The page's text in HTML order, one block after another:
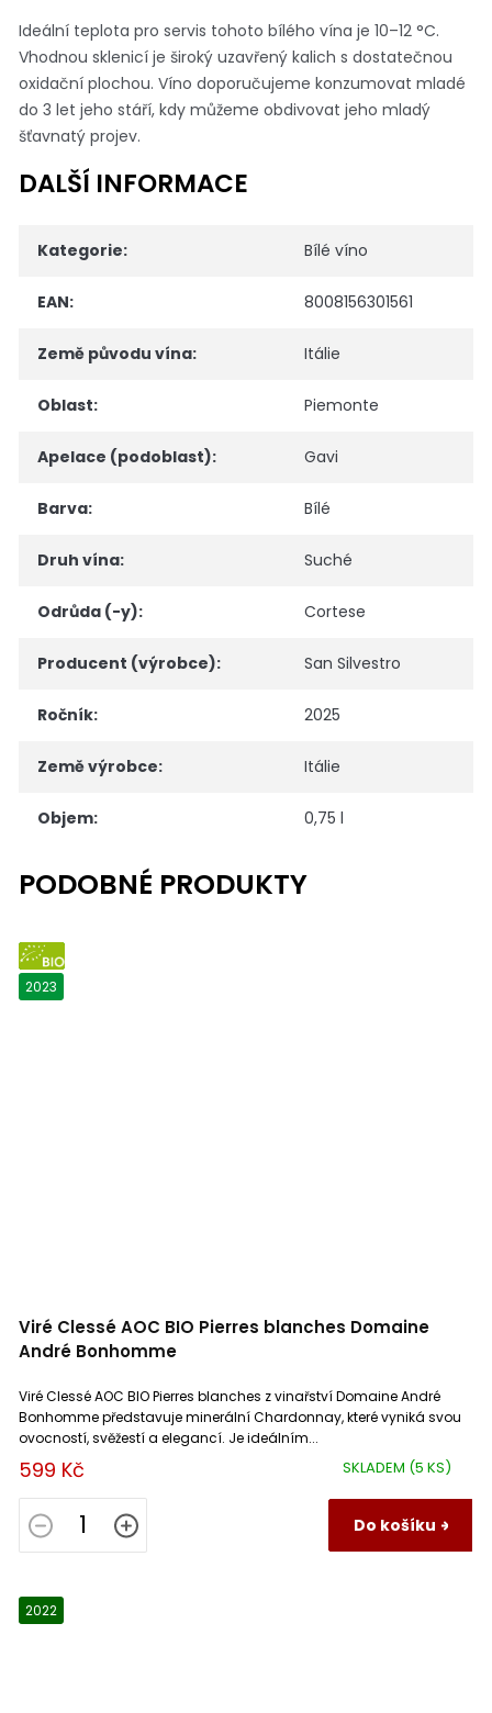
Ideální teplota pro servis tohoto bílého vína je 10–12 °C.
Vhodnou sklenicí je široký uzavřený kalich s dostatečnou
oxidační plochou. Víno doporučujeme konzumovat mladé
do 3 let jeho stáří, kdy můžeme obdivovat jeho mladý
šťavnatý projev.
DALŠÍ INFORMACE
Kategorie: Bílé víno
EAN: 8008156301561
Země původu vína: Itálie
Oblast: Piemonte
Apelace (podoblast): Gavi
Barva: Bílé
Druh vína: Suché
Odrůda (-y): Cortese
Producent (výrobce): San Silvestro
Ročník: 2025
Země výrobce: Itálie
Objem: 0,75 l
BIO
2023
Viré Clessé AOC BIO Pierres blanches Domaine
André Bonhomme
SKLADEM (5 KS)
599 Kč
Do košíku
Viré Clessé AOC BIO Pierres blanches z vinařství Domaine André
Bonhomme představuje minerální Chardonnay, které vyniká svou
ovocností, svěžestí a elegancí. Je ideálním...
2022